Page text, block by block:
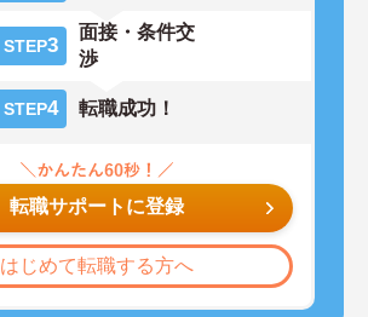
STEP3
面接・条件交
渉
STEP4 転職成功！
転職サポートに登録
はじめて転職する方へ